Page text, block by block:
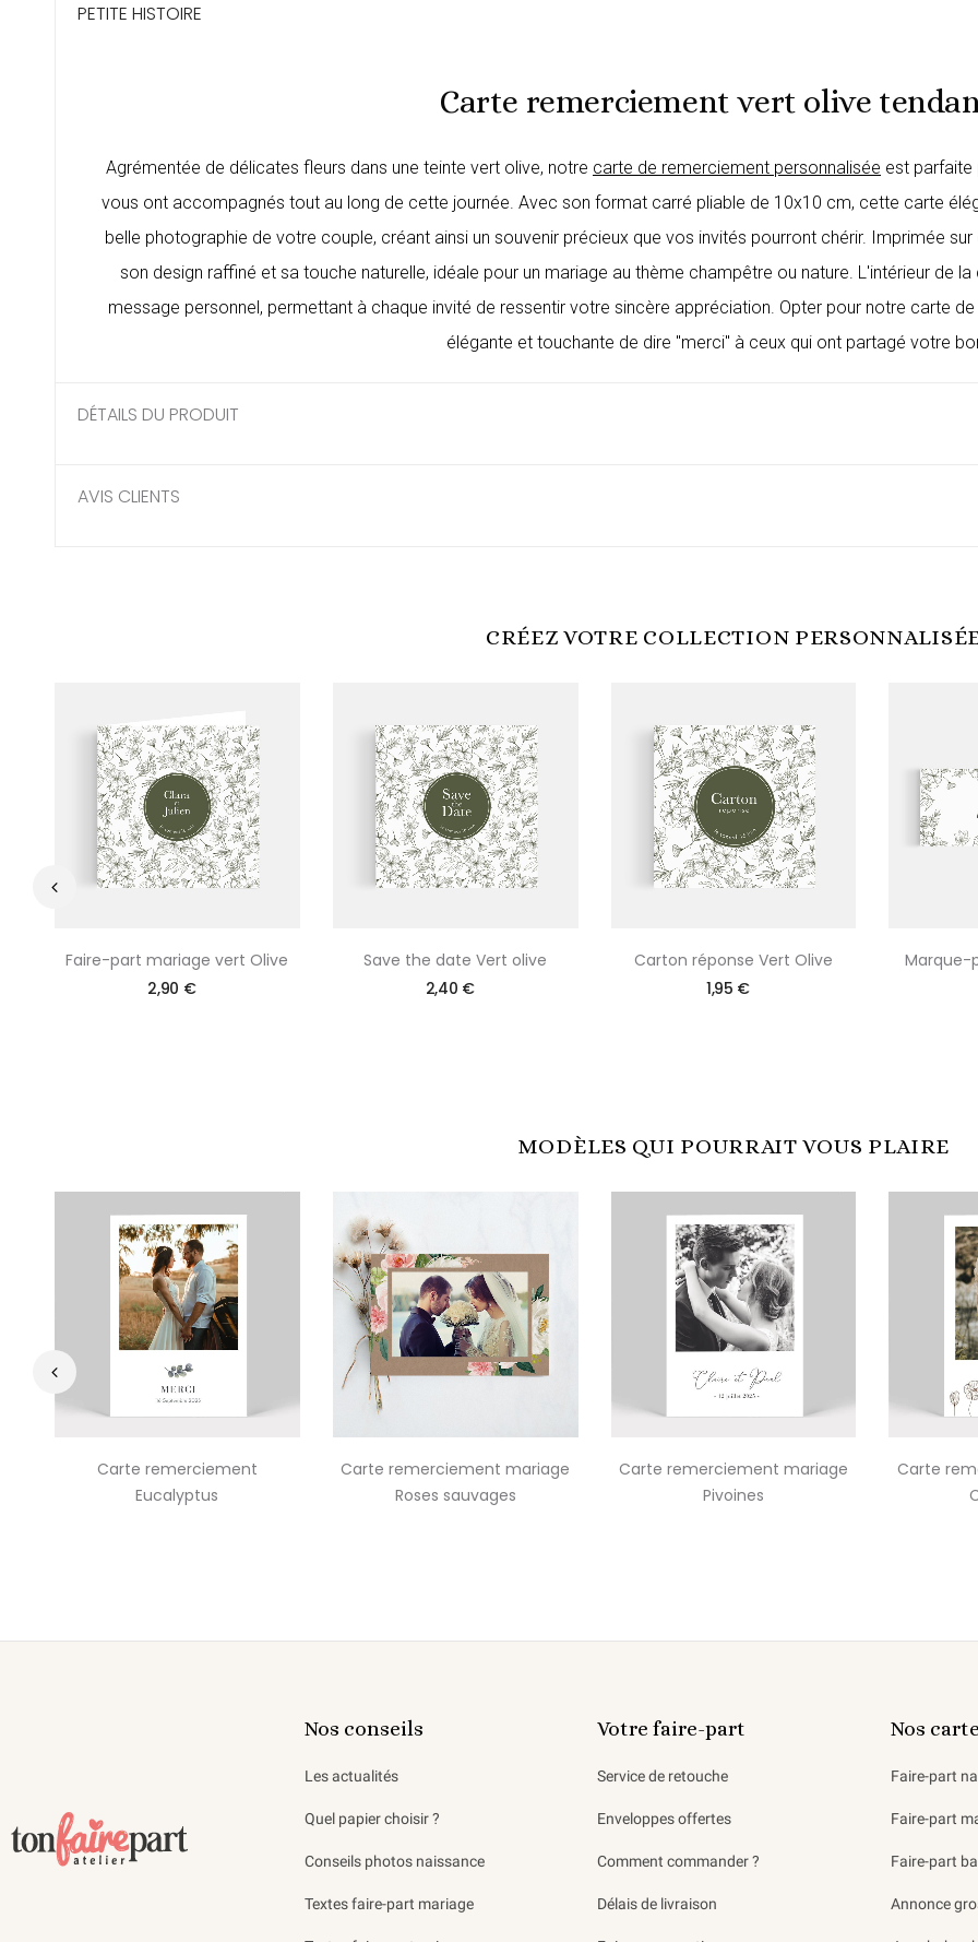
PETITE HISTOIRE
Carte remerciement vert olive
Agrémentée de délicates fleurs dans une teinte vert olive, notre carte de remerciement personnalisée est parfaite
vous ont accompagnés tout au long de cette journée. Avec son format carré pliable de 10x10 cm, cette carte
belle photographie de votre couple, créant ainsi un souvenir précieux que vos invités pourront chérir. Imprimée
son design raffiné et sa touche naturelle, idéale pour un mariage au thème champêtre ou nature. L'intérieur de
message personnel, permettant à chaque invité de ressentir votre sincère appréciation. Opter pour notre carte
élégante et touchante de dire "merci" à ceux qui ont partagé votre
DÉTAILS DU PRODUIT
AVIS CLIENTS
CRÉEZ VOTRE COLLECTION
Faire-part mariage vert Olive
2,90 €
Save the date Vert olive
2,40 €
Carton réponse Vert Olive
1,95 €
Marque-
MODÈLES QUI POURRAIT VOUS PLAIRE
Carte remerciement
Eucalyptus
Carte remerciement mariage
Roses sauvages
Carte remerciement mariage
Pivoines
Carte
Nos conseils
Les actualités
Quel papier choisir ?
Conseils photos naissance
Textes faire-part mariage
Votre faire-part
Service de retouche
Enveloppes offertes
Comment commander ?
Délais de livraison
Nos
Faire-part
Faire-part
Faire-part
Annonce